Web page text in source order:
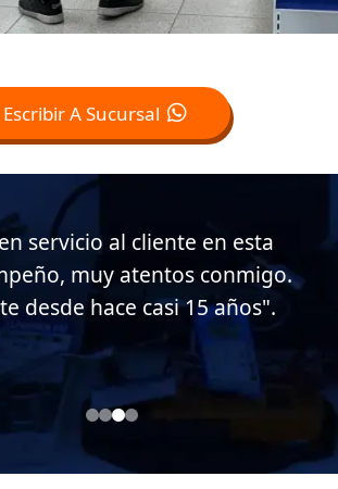
Escribir A Sucursal
esta
"Mi
empeño ha sido
han ayudado y